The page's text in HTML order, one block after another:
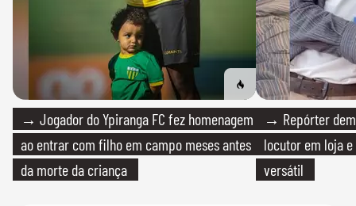
→ Jogador do Ypiranga FC fez homenagem
ao entrar com filho em campo meses antes
da morte da criança
→ Repórter
locutor em loja
versátil